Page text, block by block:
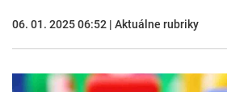
06. 01. 2025 06:52 | Aktuálne rubriky